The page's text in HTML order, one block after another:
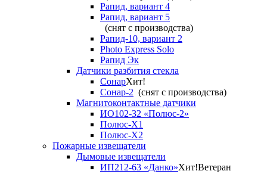
Рапид, вариант 4
Рапид, вариант 5
(снят с производства)
Рапид-10, вариант 2
Photo Express Solo
Рапид Эк
Датчики разбития стекла
СонарХит!
Сонар-2 (снят с производства)
Магнитоконтактные датчики
ИО102-32 «Полюс-2»
Полюс-X1
Полюс-X2
Пожарные извещатели
Дымовые извещатели
ИП212-63 «Данко»Хит!Ветеран